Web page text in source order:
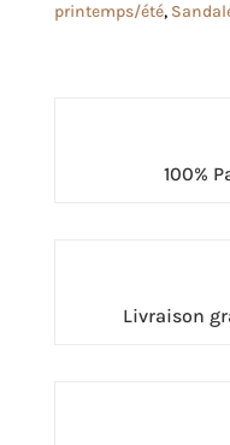
printemps/été,
100%
Livraison